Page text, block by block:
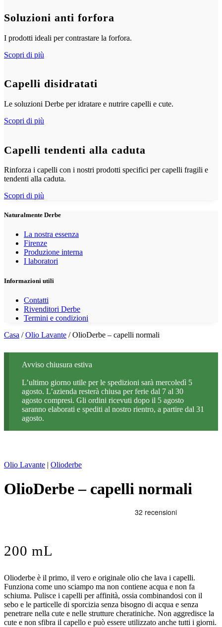
Soluzioni anti forfora
I prodotti ideali per contrastare la forfora.
Scopri di più
Capelli disidratati
Le soluzioni Derbe per idratare e nutrire capelli e cute.
Scopri di più
Capelli tendenti alla caduta
Rinforza i capelli con i nostri prodotti specifici per capelli fragili e
tendenti alla caduta.
Scopri di più
Naturalmente Derbe
La nostra essenza
Firenze
Produzione interna
I laboratori
Informazioni utili
Contatti
Rivenditori Derbe
Termini e condizioni
Casa /Olio Lavante / OlioDerbe – capelli normali
Avviso chiusura estiva
L’ultimo giorno utile per le spedizioni sarà mercoledì 5
agosto. L’azienda resterà chiusa per ferie dal 7 al 30
agosto compresi. Gli ordini ricevuti dopo il 5 agosto
saranno elaborati e spediti al nostro rientro, a partire dal 31
agosto.
Olio Lavante | Olioderbe
OlioDerbe – capelli normali
200 mL
Olioderbe è il primo, il vero e originale olio che lava i capelli.
Funziona come uno sciampo ma non contiene acqua e non fa
schiuma. Pulisce i capelli per affinità, ossia combinandosi con il
sebo e le particelle di sporcizia senza bisogno di acqua e senza
penetrare nella cute e nelle strutture cheratiniche. Non aggredisce la
cute e non sfibra il capello e può essere utilizzato anche tutti i giorni.